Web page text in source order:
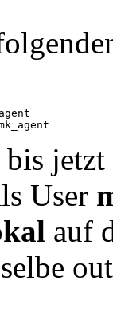
User
auf